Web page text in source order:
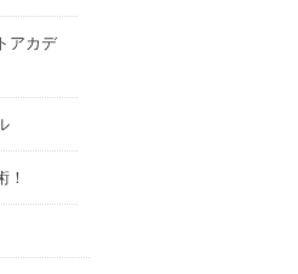
アカデ
！